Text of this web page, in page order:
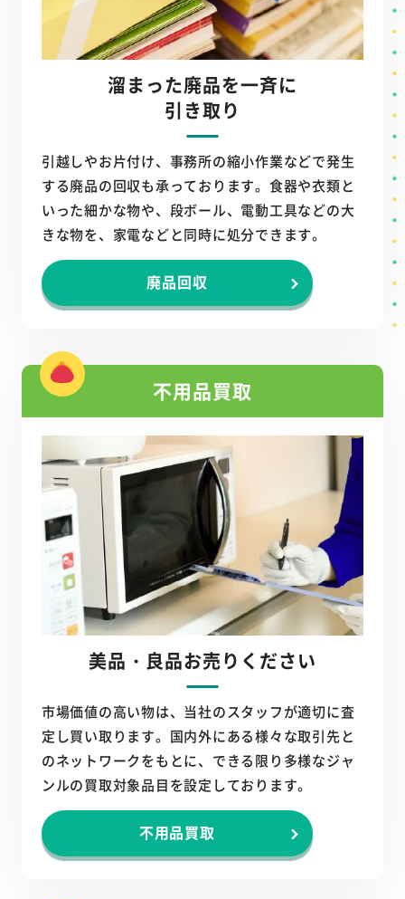
溜まった廃品を一斉に
引き取り
引越しやお片付け、事務所の縮小作業などで発生
する廃品の回収も承っております。食器や衣類と
いった細かな物や、段ボール、電動工具などの大
きな物を、家電などと同時に処分できます。
廃品回収
不用品買取
美品・良品お売りください
市場価値の高い物は、当社のスタッフが適切に査
定し買い取ります。国内外にある様々な取引先と
のネットワークをもとに、できる限り多様なジャ
ンルの買取対象品目を設定しております。
不用品買取